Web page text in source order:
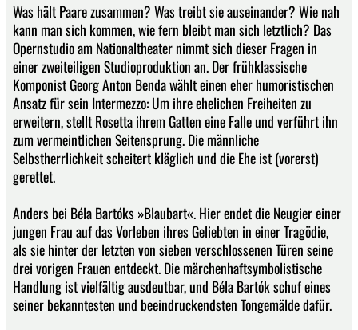
Was hält Paare zusammen? Was treibt sie auseinander? Wie nah
kann man sich kommen, wie fern bleibt man sich letztlich? Das
Opernstudio am Nationaltheater nimmt sich dieser Fragen in
einer zweiteiligen Studioproduktion an. Der frühklassische
Komponist Georg Anton Benda wählt einen eher humoristischen
Ansatz für sein Intermezzo: Um ihre ehelichen Freiheiten zu
erweitern, stellt Rosetta ihrem Gatten eine Falle und verführt ihn
zum vermeintlichen Seitensprung. Die männliche
Selbstherrlichkeit scheitert kläglich und die Ehe ist (vorerst)
gerettet.
Anders bei Béla Bartóks »Blaubart«. Hier endet die Neugier einer
jungen Frau auf das Vorleben ihres Geliebten in einer Tragödie,
als sie hinter der letzten von sieben verschlossenen Türen seine
drei vorigen Frauen entdeckt. Die märchenhaftsymbolistische
Handlung ist vielfältig ausdeutbar, und Béla Bartók schuf eines
seiner bekanntesten und beeindruckendsten Tongemälde dafür.